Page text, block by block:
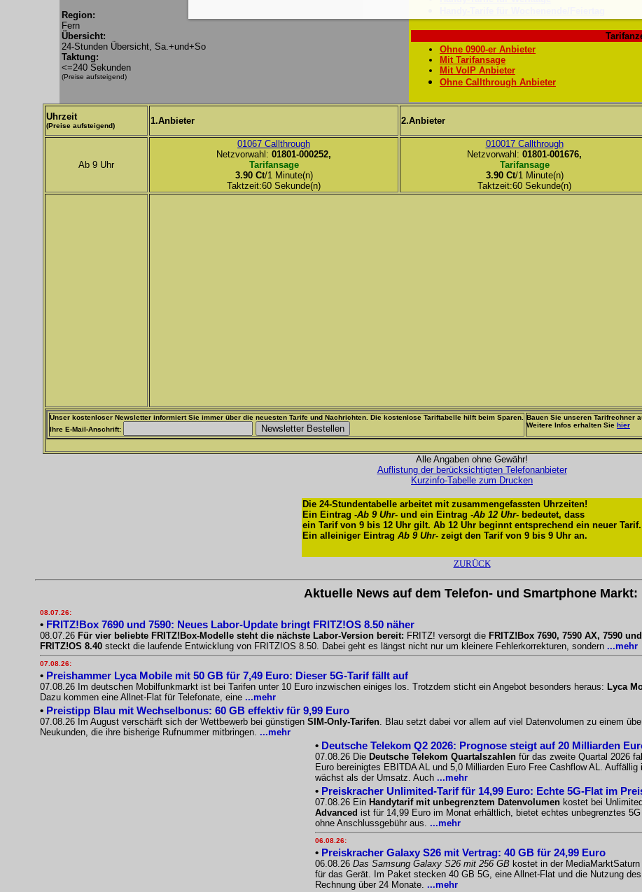
Region:
Fern
Übersicht:
24-Stunden Übersicht, Sa.+und+So
Taktung:
<=240 Sekunden
(Preise aufsteigend)
Ohne 0900-er Anbieter
Mit Tarifansage
Mit VoIP Anbieter
Ohne Callthrough Anbieter
Uhrzeit
(Preise aufsteigend) 1.Anbieter 2.Anbieter
Ab 9 Uhr
01067 Callthrough
Netzvorwahl: 01801-000252,
Tarifansage
3.90 Ct/1 Minute(n)
Taktzeit:60 Sekunde(n)
010017 Callthrough
Netzvorwahl: 01801-001676,
Tarifansage
3.90 Ct/1 Minute(n)
Taktzeit:60 Sekunde(n)
Unser kostenloser Newsletter informiert Sie immer über die neuesten Tarife und Nachrichten. Die kostenlose Tariftabelle hilft beim Sparen.
Ihre E-Mail-Anschrift:
Bauen Sie unseren Tarifrechner
Weitere Infos erhalten Sie hier
Alle Angaben ohne Gewähr!
Auflistung der berücksichtigten Telefonanbieter
Kurzinfo-Tabelle zum Drucken
Die 24-Stundentabelle arbeitet mit zusammengefassten Uhrzeiten!
Ein Eintrag -Ab 9 Uhr- und ein Eintrag -Ab 12 Uhr- bedeutet, dass
ein Tarif von 9 bis 12 Uhr gilt. Ab 12 Uhr beginnt entsprechend ein neuer Tarif.
Ein alleiniger Eintrag Ab 9 Uhr- zeigt den Tarif von 9 bis 9 Uhr an.
ZURÜCK
Aktuelle News auf dem Telefon- und Smartphone Markt:
08.07.26:
• FRITZ!Box 7690 und 7590: Neues Labor-Update bringt FRITZ!OS 8.50 näher
08.07.26 Für vier beliebte FRITZ!Box-Modelle steht die nächste Labor-Version bereit: FRITZ! versorgt die FRITZ!Box 7690, 7590 AX, 7590
FRITZ!OS 8.40 steckt die laufende Entwicklung von FRITZ!OS 8.50. Dabei geht es längst nicht nur um kleinere Fehlerkorrekturen, sondern ...mehr
07.08.26:
• Preishammer Lyca Mobile mit 50 GB für 7,49 Euro: Dieser 5G-Tarif fällt auf
07.08.26 Im deutschen Mobilfunkmarkt ist bei Tarifen unter 10 Euro inzwischen einiges los. Trotzdem sticht ein Angebot besonders heraus: Lyca
Dazu kommen eine Allnet-Flat für Telefonate, eine ...mehr
• Preistipp Blau mit Wechselbonus: 60 GB effektiv für 9,99 Euro
07.08.26 Im August verschärft sich der Wettbewerb bei günstigen SIM-Only-Tarifen. Blau setzt dabei vor allem auf viel Datenvolumen zu einem
Neukunden, die ihre bisherige Rufnummer mitbringen. ...mehr
• Deutsche Telekom Q2 2026: Prognose steigt auf 20 Milliarden
07.08.26 Die Deutsche Telekom Quartalszahlen für das zweite Quartal 2026
Euro bereinigtes EBITDA AL und 5,0 Milliarden Euro Free Cashflow AL.
wächst als der Umsatz. Auch ...mehr
• Preiskracher Unlimited-Tarif für 14,99 Euro: Echte 5G-Flat im
07.08.26 Ein Handytarif mit unbegrenztem Datenvolumen kostet bei
Advanced ist für 14,99 Euro im Monat erhältlich, bietet echtes unbegrenztes
ohne Anschlussgebühr aus. ...mehr
06.08.26:
• Preiskracher Galaxy S26 mit Vertrag: 40 GB für 24,99 Euro
06.08.26 Das Samsung Galaxy S26 mit 256 GB kostet in der
für das Gerät. Im Paket stecken 40 GB 5G, eine Allnet-Flat und die Nutzung
Rechnung über 24 Monate. ...mehr